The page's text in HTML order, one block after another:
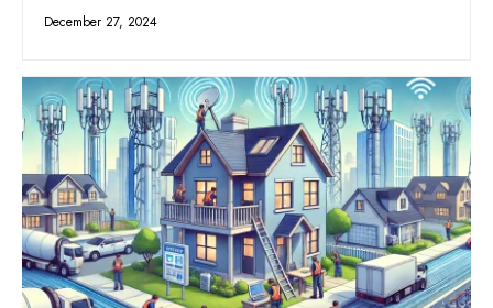
December 27, 2024